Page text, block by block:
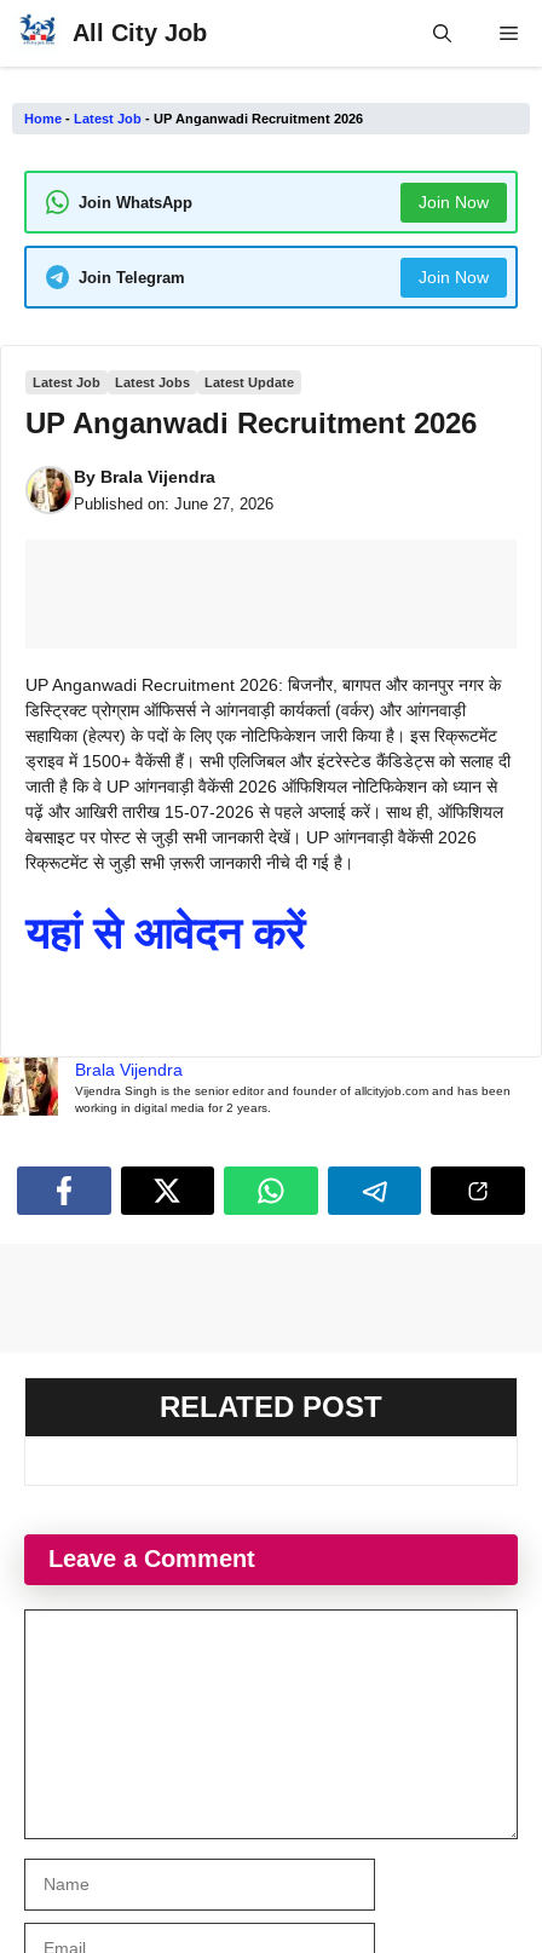
Skip
All City Job
Home - Latest Job - UP Anganwadi Recruitment 2026
Join WhatsApp Join Now
Join Telegram Join Now
Latest Job Latest Jobs Latest Update
UP Anganwadi Recruitment 2026
By Brala Vijendra
Published on: June 27, 2026
UP Anganwadi Recruitment 2026: बिजनौर, बागपत और कानपुर नगर के
डिस्ट्रिक्ट प्रोग्राम ऑफिसर्स ने आंगनवाड़ी कार्यकर्ता (वर्कर) और आंगनवाड़ी
सहायिका (हेल्पर) के पदों के लिए एक नोटिफिकेशन जारी किया है। इस रिक्रूटमेंट
ड्राइव में 1500+ वैकेंसी हैं। सभी एलिजिबल और इंटरेस्टेड कैंडिडेट्स को सलाह दी
जाती है कि वे UP आंगनवाड़ी वैकेंसी 2026 ऑफिशियल नोटिफिकेशन को ध्यान से
पढ़ें और आखिरी तारीख 15-07-2026 से पहले अप्लाई करें। साथ ही, ऑफिशियल
वेबसाइट पर पोस्ट से जुड़ी सभी जानकारी देखें। UP आंगनवाड़ी वैकेंसी 2026
रिक्रूटमेंट से जुड़ी सभी ज़रूरी जानकारी नीचे दी गई है।
यहां से आवेदन करें
Brala Vijendra
Vijendra Singh is the senior editor and founder of allcityjob.com and has been
working in digital media for 2 years.
RELATED POST
Leave a Comment